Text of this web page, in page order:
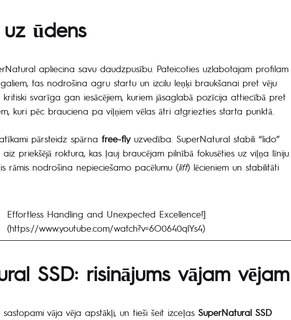
ūdens
apliecina savu daudzpusību. Pateicoties uzlabotajam profilam
tas nodrošina agru startu un izcilu leņķi braukšanai pret vēju
svarīga gan iesācējiem, kuriem jāsaglabā pozīcija attiecībā pret
kuri pēc brauciena pa viļņiem vēlas ātri atgriezties starta punktā.
pārsteidz spārna free-flyuzvedība. SuperNatural stabili “lido”
priekšējā roktura, kas ļauj braucējam pilnībā fokusēties uz viļņa līniju.
rāmis nodrošina nepieciešamo pacēlumu (lift) lēcieniem un stabilitāti
Effortless Handling and Unexpected Excellence!]
(https://www.youtube.com/watch?v=6O0640qlYs4)
SSD: risinājums vājam vējam
vāja vēja apstākļi, un tieši šeit izceļas SuperNatural SSD